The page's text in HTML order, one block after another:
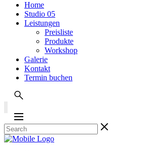
Home
Studio 05
Leistungen
Preisliste
Produkte
Workshop
Galerie
Kontakt
Termin buchen